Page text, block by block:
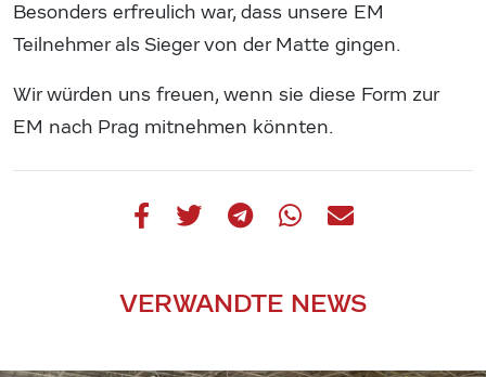
Besonders erfreulich war, dass unsere EM
Teilnehmer als Sieger von der Matte gingen.
Wir würden uns freuen, wenn sie diese Form zur
EM nach Prag mitnehmen könnten.
VERWANDTE NEWS